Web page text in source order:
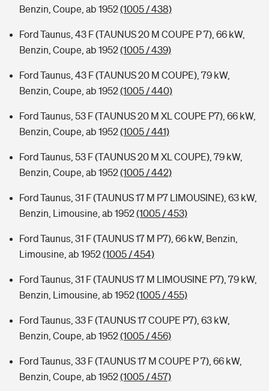
Benzin, Coupe, ab 1952(1005 / 438)
Ford Taunus, 43 F (TAUNUS 20 M COUPE P 7), 66 kW,
Benzin, Coupe, ab 1952(1005 / 439)
Ford Taunus, 43 F (TAUNUS 20 M COUPE), 79 kW,
Benzin, Coupe, ab 1952(1005 / 440)
Ford Taunus, 53 F (TAUNUS 20 M XL COUPE P7), 66 kW,
Benzin, Coupe, ab 1952(1005 / 441)
Ford Taunus, 53 F (TAUNUS 20 M XL COUPE), 79 kW,
Benzin, Coupe, ab 1952(1005 / 442)
Ford Taunus, 31 F (TAUNUS 17 M P7 LIMOUSINE), 63 kW,
Benzin, Limousine, ab 1952(1005 / 453)
Ford Taunus, 31 F (TAUNUS 17 M P7), 66 kW, Benzin,
Limousine, ab 1952(1005 / 454)
Ford Taunus, 31 F (TAUNUS 17 M LIMOUSINE P7), 79 kW,
Benzin, Limousine, ab 1952(1005 / 455)
Ford Taunus, 33 F (TAUNUS 17 COUPE P7), 63 kW,
Benzin, Coupe, ab 1952(1005 / 456)
Ford Taunus, 33 F (TAUNUS 17 M COUPE P 7), 66 kW,
Benzin, Coupe, ab 1952(1005 / 457)